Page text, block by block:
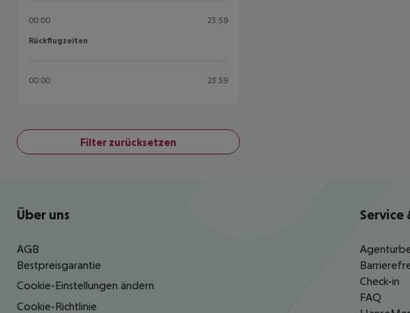
00:00 23:59
Rückflugzeiten
Rückflugzeiten
00:00 23:59
Filter zurücksetzen
Footer navigation
Über uns
AGB
Bestpreisgarantie
Cookie-Einstellungen ändern
Cookie-Richtlinie
Service
Check-in
FAQ